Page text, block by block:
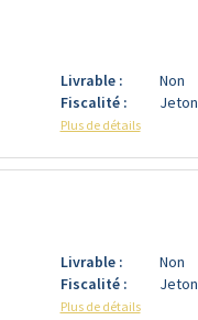
Livrable :
Non
Fiscalité :
Jeton
Plus de détails
Livrable :
Non
Fiscalité :
Jeton
Plus de détails